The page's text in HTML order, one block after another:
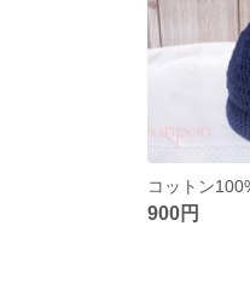
900円